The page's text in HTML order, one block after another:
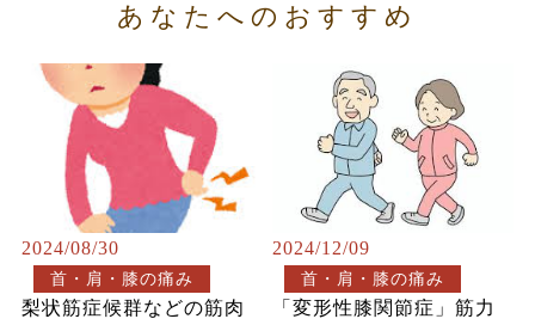
あなたへのおすすめ
2024/08/30
首・肩・膝の痛み
梨状筋症候群などの筋肉
2024/12/09
首・肩・膝の痛み
「変形性膝関節症」筋力